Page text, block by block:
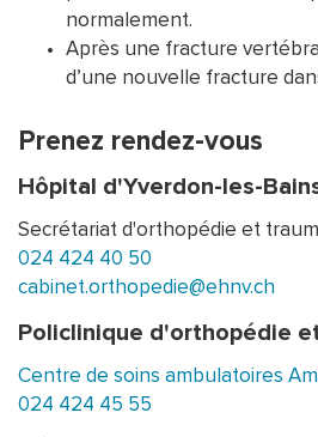
normalement.
Après une fracture
d’une nouvelle fracture
Prenez rendez-vous
Hôpital d'Yverdon-les-
Secrétariat d'orthopédie et
024 424 40 50
cabinet.orthopedie@ehnv.ch
Policlinique d'orthopédie
Centre de soins ambulatoires
024 424 45 55